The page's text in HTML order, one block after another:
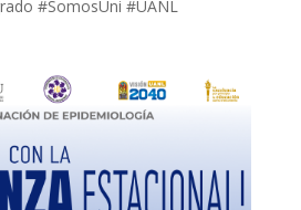
#SomosUni #UANL